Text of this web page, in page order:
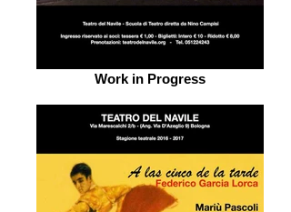
Work in Progress